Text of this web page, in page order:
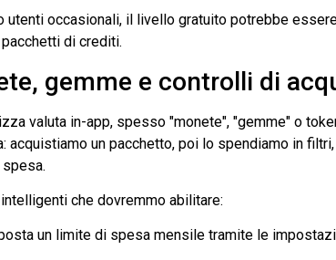
utenti occasionali, il livello gratuito potrebbe
di crediti.
gemme e controlli di
valuta in-app, spesso "monete", "gemme" o
acquistiamo un pacchetto, poi lo spendiamo in
che dovremmo abilitare:
un limite di spesa mensile tramite le